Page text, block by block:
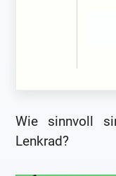
Wie sinnvoll
Lenkrad?